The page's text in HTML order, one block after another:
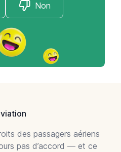
Non
des passagers aériens
pas d’accord — et ce